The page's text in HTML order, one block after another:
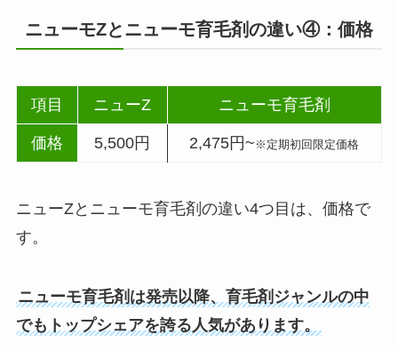
ニューモZとニューモ育毛剤の違い④：価格
項目 ニューZ ニューモ育毛剤
価格 5,500円 2,475円~ ※定期初回限定価格
ニューZとニューモ育毛剤の違い4つ目は、価格で
す。
ニューモ育毛剤は発売以降、育毛剤ジャンルの中
でもトップシェアを誇る人気があります。